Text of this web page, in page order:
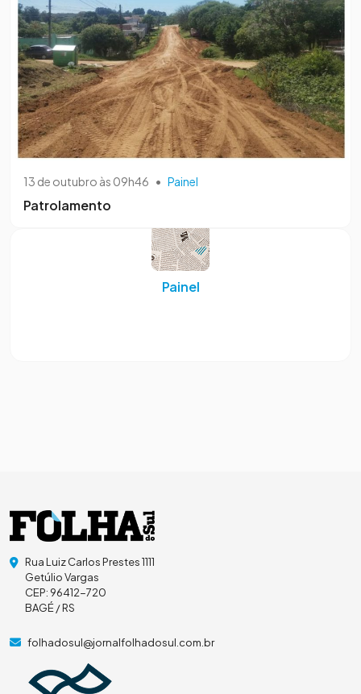
13 de outubro às 09h46 • Painel
Patrolamento
Painel
Rua Luiz Carlos Prestes 1111
Getúlio Vargas
CEP: 96412-720
BAGÉ / RS
folhadosul@jornalfolhadosul.com.br